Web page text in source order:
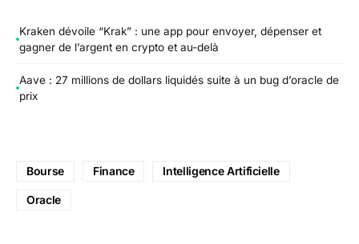
Kraken dévoile “Krak” : une app pour envoyer, dépenser et
gagner de l’argent en crypto et au-delà
Aave : 27 millions de dollars liquidés suite à un bug d’oracle de
prix
Bourse Finance Intelligence Artificielle
Oracle